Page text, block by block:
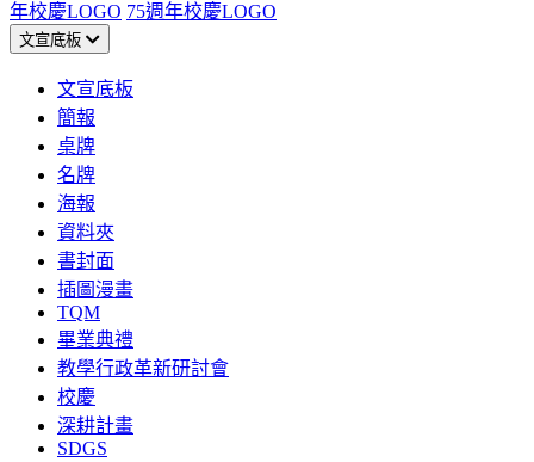
年校慶LOGO 75週年校慶LOGO
文宣底板
文宣底板
簡報
桌牌
名牌
海報
資料夾
書封面
插圖漫畫
TQM
畢業典禮
教學行政革新研討會
校慶
深耕計畫
SDGS